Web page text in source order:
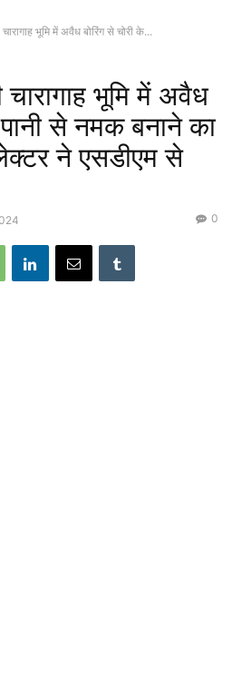
चारागाह भूमि में अवैध बोरिंग से चोरी के...
चारागाह भूमि में अवैध
से नमक बनाने का
ने एसडीएम से
0